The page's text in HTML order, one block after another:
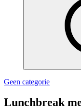
Geen categorie
Lunchbreak